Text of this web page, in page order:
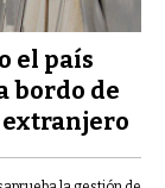
el país
bordo de